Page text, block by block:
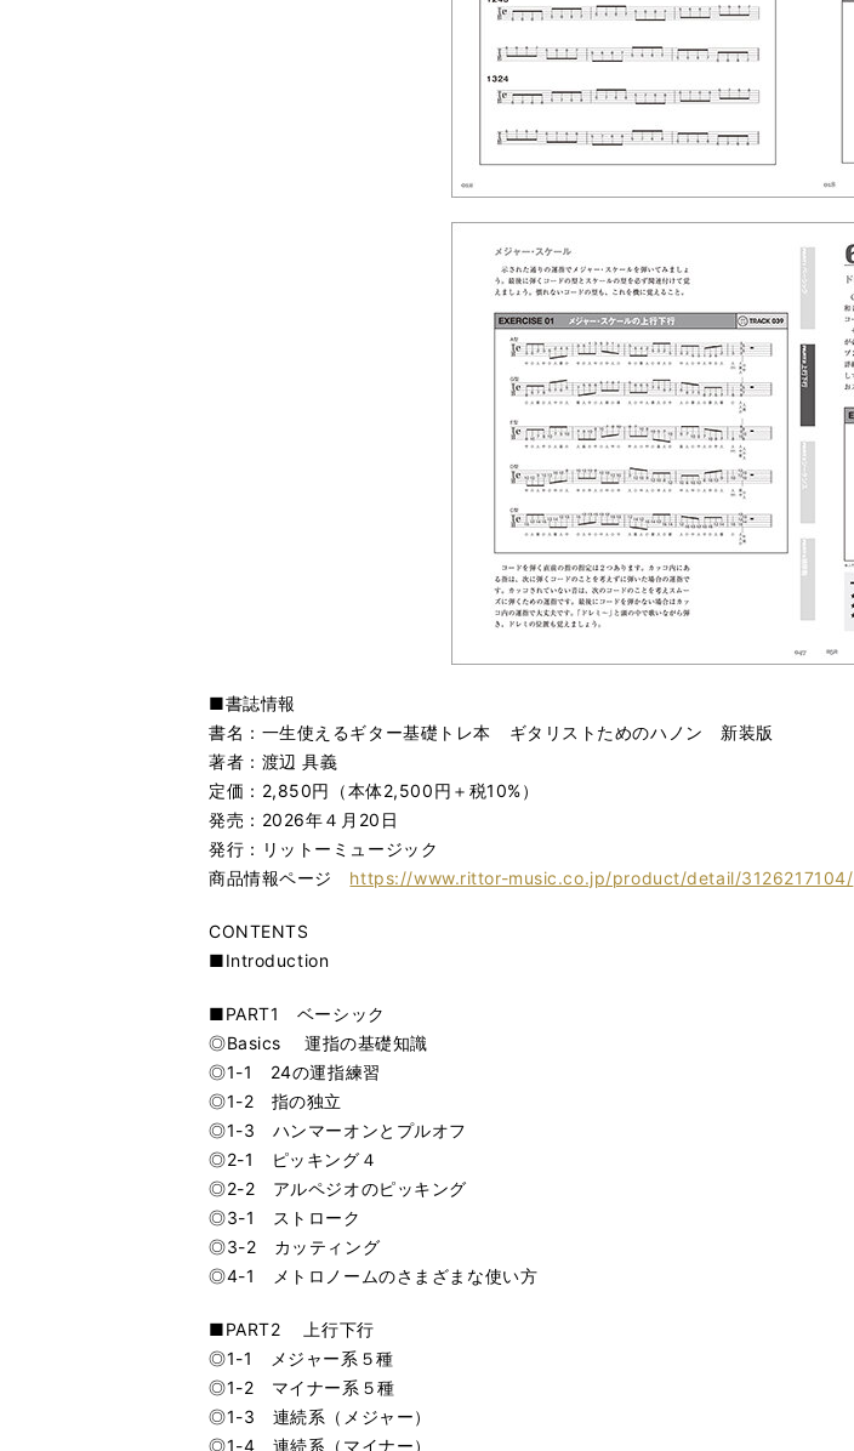
■書誌情報
書名：一生使えるギター基礎トレ本 ギタリストためのハノン 新装版
著者：渡辺 具義
定価：2,850円（本体2,500円＋税10%）
発売：2026年４月20日
発行：リットーミュージック
商品情報ページ https://www.rittor-music.co.jp/product/detail/3126217104/
CONTENTS
■Introduction
■PART1 ベーシック
◎Basics 運指の基礎知識
◎1-1 24の運指練習
◎1-2 指の独立
◎1-3 ハンマーオンとプルオフ
◎2-1 ピッキング４
◎2-2 アルペジオのピッキング
◎3-1 ストローク
◎3-2 カッティング
◎4-1 メトロノームのさまざまな使い方
■PART2 上行下行
◎1-1 メジャー系５種
◎1-2 マイナー系５種
◎1-3 連続系（メジャー）
◎1-4 連続系（マイナー）